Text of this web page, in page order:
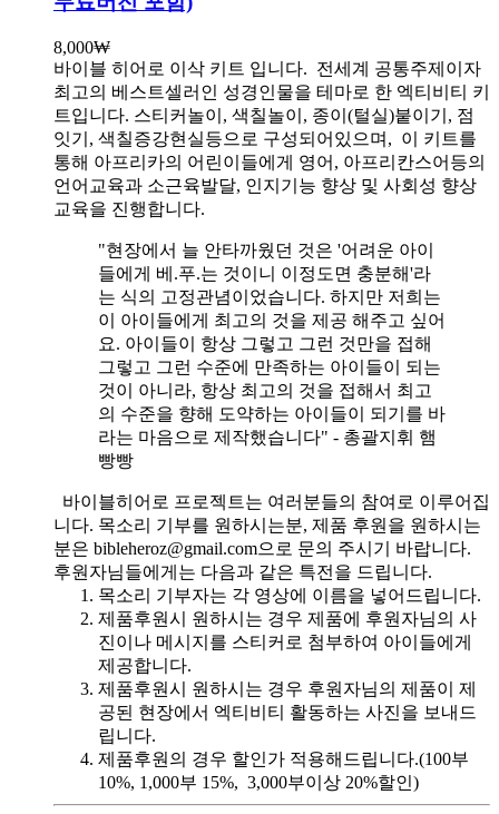
8,000₩
바이블 히어로 이삭 키트 입니다. 전세계 공통주제이자
최고의 베스트셀러인 성경인물을 테마로 한 엑티비티 키
트입니다. 스티커놀이, 색칠놀이, 종이(털실)붙이기, 점
잇기, 색칠증강현실등으로 구성되어있으며, 이 키트를
통해 아프리카의 어린이들에게 영어, 아프리칸스어등의
언어교육과 소근육발달, 인지기능 향상 및 사회성 향상
교육을 진행합니다.
"현장에서 늘 안타까웠던 것은 '어려운 아이
들에게 베.푸.는 것이니 이정도면 충분해'라
는 식의 고정관념이었습니다. 하지만 저희는
이 아이들에게 최고의 것을 제공 해주고 싶어
요. 아이들이 항상 그렇고 그런 것만을 접해
그렇고 그런 수준에 만족하는 아이들이 되는
것이 아니라, 항상 최고의 것을 접해서 최고
의 수준을 향해 도약하는 아이들이 되기를 바
라는 마음으로 제작했습니다" - 총괄지휘 햄
빵빵
바이블히어로 프로젝트는 여러분들의 참여로 이루어집
니다. 목소리 기부를 원하시는분, 제품 후원을 원하시는
분은 bibleheroz@gmail.com으로 문의 주시기 바랍니다.
후원자님들에게는 다음과 같은 특전을 드립니다.
목소리 기부자는 각 영상에 이름을 넣어드립니다.
제품후원시 원하시는 경우 제품에 후원자님의 사
진이나 메시지를 스티커로 첨부하여 아이들에게
제공합니다.
제품후원시 원하시는 경우 후원자님의 제품이 제
공된 현장에서 엑티비티 활동하는 사진을 보내드
립니다.
제품후원의 경우 할인가 적용해드립니다.(100부
10%, 1,000부 15%, 3,000부이상 20%할인)